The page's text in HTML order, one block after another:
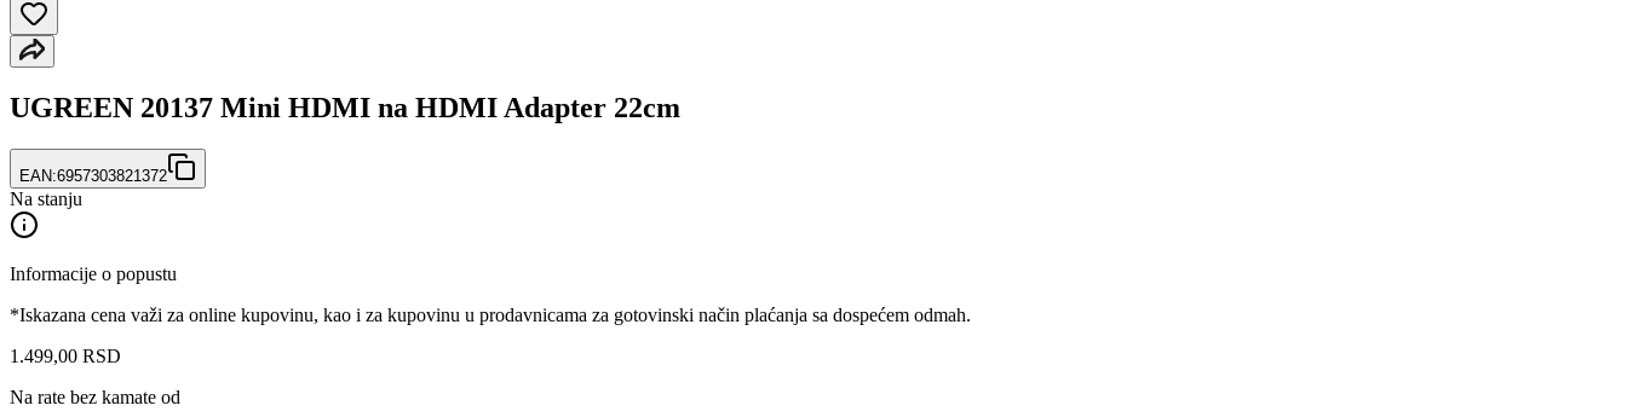
UGREEN 20137 Mini HDMI na HDMI Adapter 22cm
EAN:6957303821372
Na stanju
Informacije o popustu
*Iskazana cena važi za online kupovinu, kao i za kupovinu u prodavnicama za gotovinski način plaćanja sa dospećem odmah.
1.499,00 RSD
Na rate bez kamate od